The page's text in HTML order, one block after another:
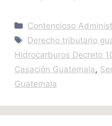
Categories
Contencioso
Tags
Derecho tributario
Hidrocarburos Decreto
Casación Guatemala,
Guatemala